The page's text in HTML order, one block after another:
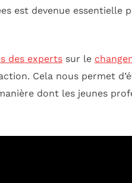
est devenue essentielle
des experts sur le
Cela nous permet
dont les jeunes